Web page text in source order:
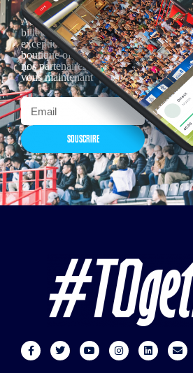
Actualités, nouveautés,
billetterie, remises
exceptionnelles dans la
boutique officielles & chez
nos partenaires… Inscrivez-
vous maintenant
SOUSCRIRE